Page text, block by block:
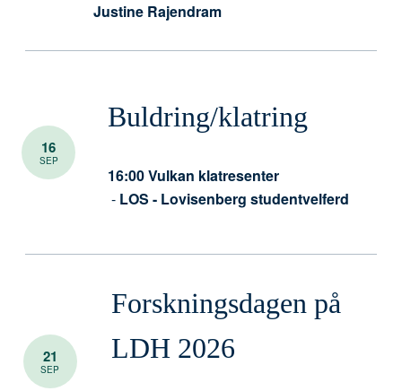
Justine Rajendram
16
SEP
Buldring/klatring
16:00Vulkan klatresenter
- LOS - Lovisenberg studentvelferd
21
SEP
Forskningsdagen på
LDH 2026